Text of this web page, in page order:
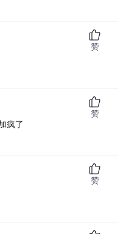
赞
疯了
赞
赞